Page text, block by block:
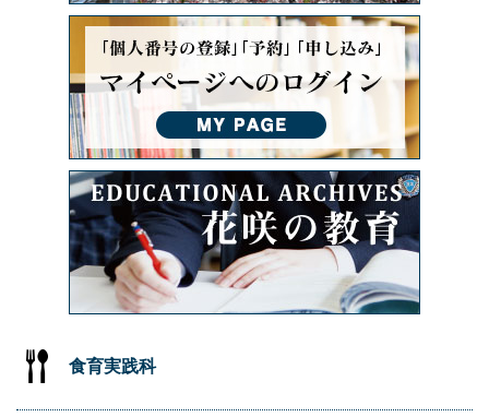
食育実践科